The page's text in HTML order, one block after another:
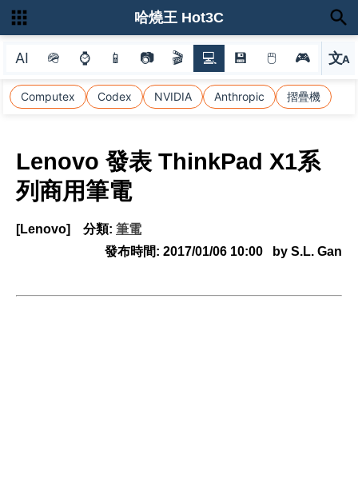
AI 🪖 ⌚ 📱 📷 🎬 💻 💾 🖱 🎮 文A
選
Computex Codex NVIDIA Anthropic 摺疊機
哈燒王 Hot3C
Lenovo 發表 ThinkPad X1系
列商用筆電
[Lenovo] 分類: 筆電
發布時間: 2017/01/06 10:00 by S.L. Gan